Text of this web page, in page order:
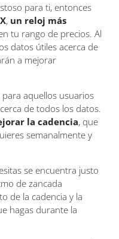
para ti, entonces
, un reloj más
tu rango de precios. Al
datos útiles acerca de
a mejorar
aquellos usuarios
de todos los datos.
la cadencia, que
semanalmente y
se encuentra justo
de zancada
de la cadencia y la
hagas durante la